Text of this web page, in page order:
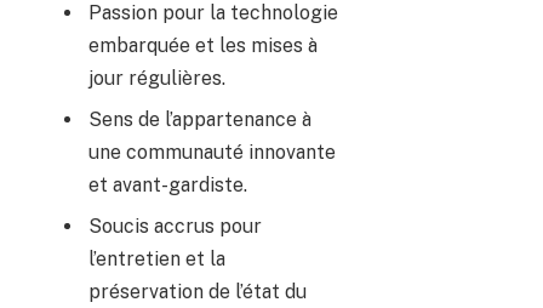
Passion pour la technologie
embarquée et les mises à
jour régulières.
Sens de l’appartenance à
une communauté innovante
et avant-gardiste.
Soucis accrus pour
l’entretien et la
préservation de l’état du